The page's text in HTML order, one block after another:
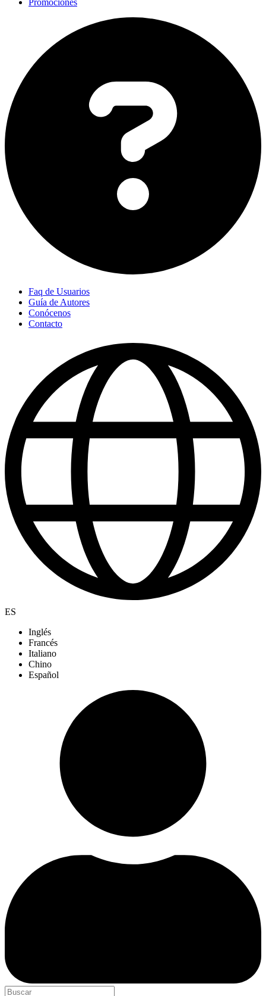
Faq de Usuarios
Guía de Autores
Conócenos
Contacto
ES
Inglés
Francés
Italiano
Chino
Español